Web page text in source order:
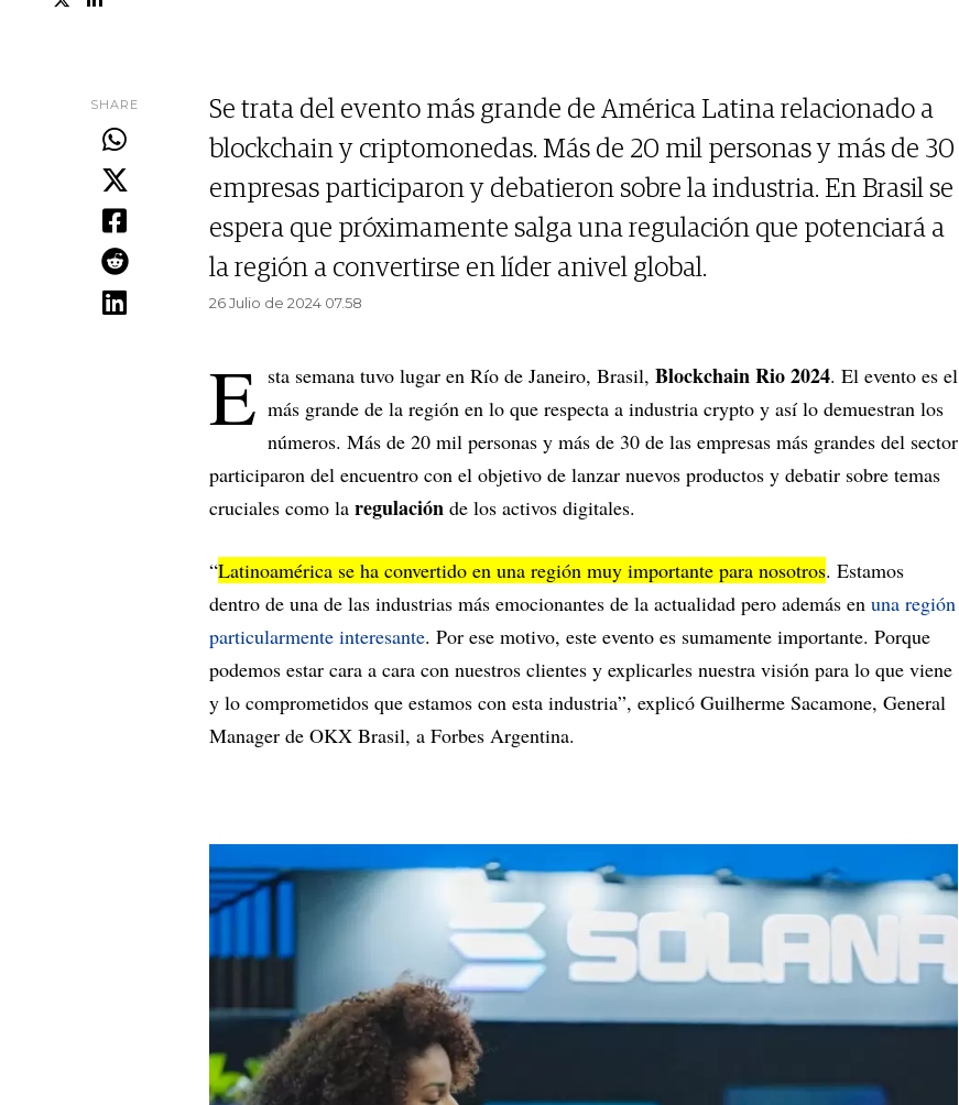
SHARE
Se trata del evento más grande de América Latina relacionado a
blockchain y criptomonedas. Más de 20 mil personas y más de 30
empresas participaron y debatieron sobre la industria. En Brasil se
espera que próximamente salga una regulación que potenciará a
la región a convertirse en líder anivel global.
26 Julio de 2024 07.58
E sta semana tuvo lugar en Río de Janeiro, Brasil, Blockchain Rio 2024. El evento es el
más grande de la región en lo que respecta a industria crypto y así lo demuestran los
números. Más de 20 mil personas y más de 30 de las empresas más grandes del sector
participaron del encuentro con el objetivo de lanzar nuevos productos y debatir sobre temas
cruciales como la regulación de los activos digitales.
“Latinoamérica se ha convertido en una región muy importante para nosotros. Estamos
dentro de una de las industrias más emocionantes de la actualidad pero además en una región
particularmente interesante. Por ese motivo, este evento es sumamente importante. Porque
podemos estar cara a cara con nuestros clientes y explicarles nuestra visión para lo que viene
y lo comprometidos que estamos con esta industria”, explicó Guilherme Sacamone, General
Manager de OKX Brasil, a Forbes Argentina.